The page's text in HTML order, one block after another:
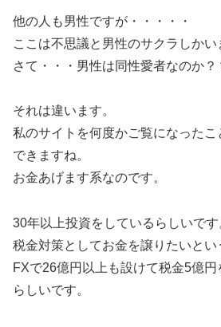
他の人も男性ですが・・・・・
ここは不思議と男性のサクラしかい
さて・・・男性は同性愛者なのか？
それは違います。
私のサイトを何度かご覧になったこ
できますね。
お金あげます系なのです。
30年以上投資をしているらしいです
税金対策としてお金を譲りたいとい
FXで26億円以上も設けて税金5億
らしいです。